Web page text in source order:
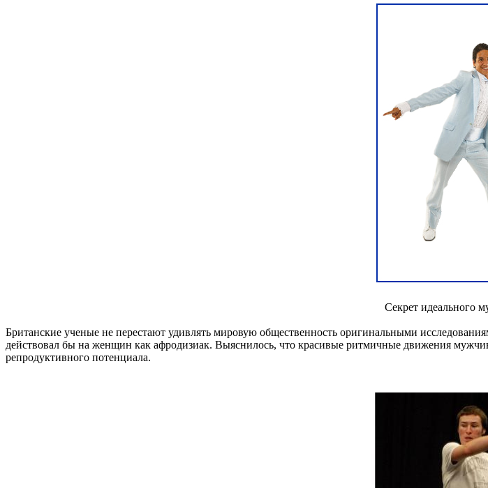
Секрет идеального
Британские ученые не перестают удивлять мировую общественность оригинальными
действовал бы на женщин как афродизиак. Выяснилось, что красивые ритмичные движения
репродуктивного потенциала.